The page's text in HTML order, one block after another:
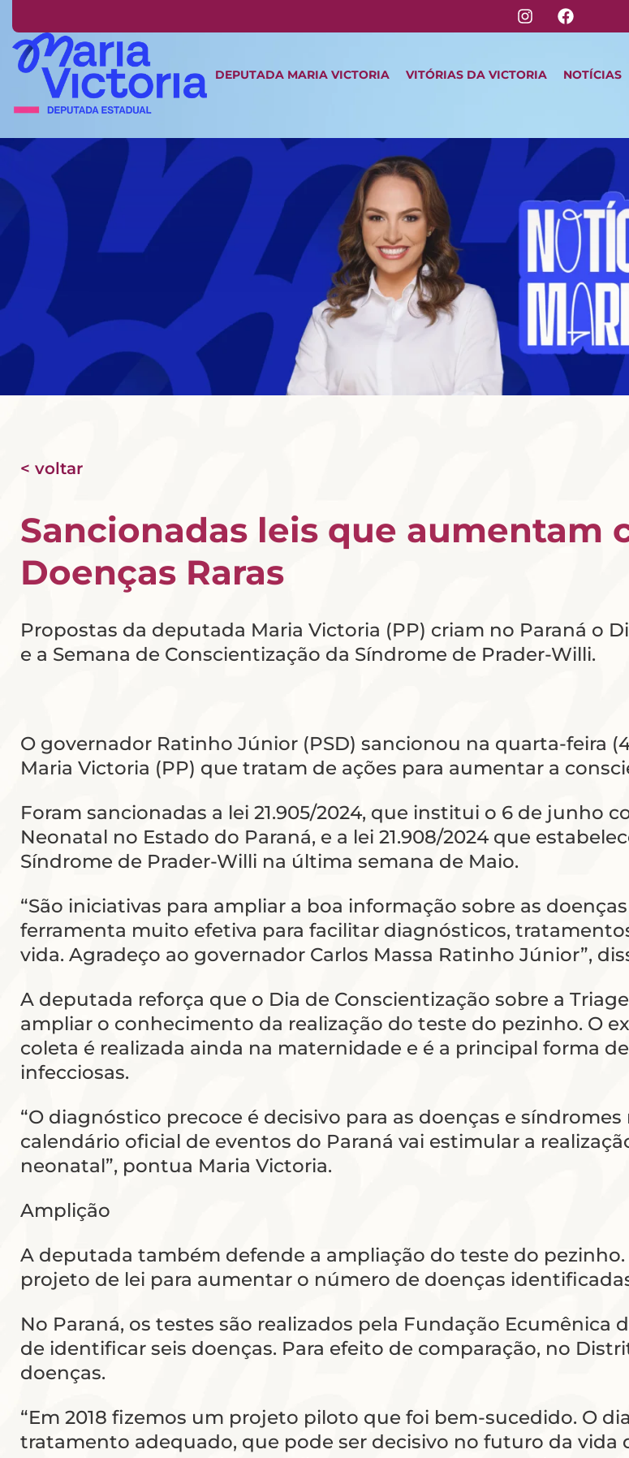
DEPUTADA MARIA VICTORIA VITÓRIAS DA VICTORIA NOTÍCIAS
< voltar
Sancionadas leis que aumentam
Doenças Raras
Propostas da deputada Maria Victoria (PP) criam no Paraná o
e a Semana de Conscientização da Síndrome de Prader-Willi.
O governador Ratinho Júnior (PSD) sancionou na quarta-feira
Maria Victoria (PP) que tratam de ações para aumentar a
Foram sancionadas a lei 21.905/2024, que institui o 6 de junho
Neonatal no Estado do Paraná, e a lei 21.908/2024 que
Síndrome de Prader-Willi na última semana de Maio.
“São iniciativas para ampliar a boa informação sobre as
ferramenta muito efetiva para facilitar diagnósticos,
vida. Agradeço ao governador Carlos Massa Ratinho Júnior”,
A deputada reforça que o Dia de Conscientização sobre a
ampliar o conhecimento da realização do teste do pezinho. O
coleta é realizada ainda na maternidade e é a principal forma
infecciosas.
“O diagnóstico precoce é decisivo para as doenças e
calendário oficial de eventos do Paraná vai estimular a
neonatal”, pontua Maria Victoria.
Amplição
A deputada também defende a ampliação do teste do
projeto de lei para aumentar o número de doenças
No Paraná, os testes são realizados pela Fundação Ecumênica
de identificar seis doenças. Para efeito de comparação, no
doenças.
“Em 2018 fizemos um projeto piloto que foi bem-sucedido. O
tratamento adequado, que pode ser decisivo no futuro da vida